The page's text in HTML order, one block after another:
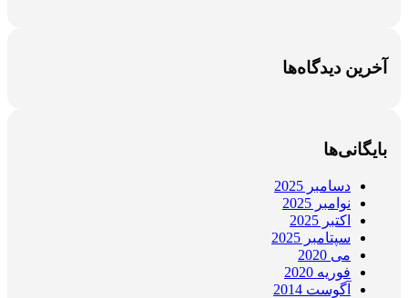
آخرین دیدگاه‌ها
بایگانی‌ها
دسامبر 2025
نوامبر 2025
اکتبر 2025
سپتامبر 2025
می 2020
فوریه 2020
آگوست 2014